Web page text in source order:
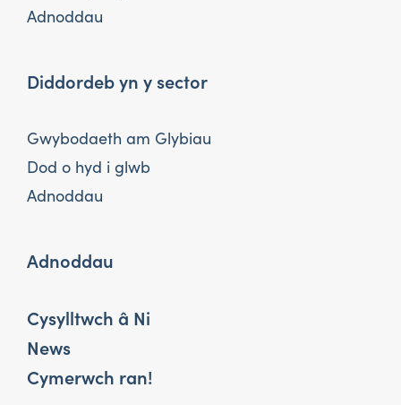
Adnoddau
Diddordeb yn y sector
Gwybodaeth am Glybiau
Dod o hyd i glwb
Adnoddau
Adnoddau
Cysylltwch â Ni
News
Cymerwch ran!